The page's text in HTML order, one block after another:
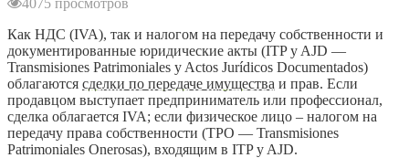
Как НДС (IVA), так и налогом на передачу собственности и
документированные юридические акты (ITP y AJD —
Transmisiones Patrimoniales y Actos Jurídicos Documentados)
облагаются сделки по передаче имущества и прав. Если
продавцом выступает предприниматель или профессионал,
сделка облагается IVA; если физическое лицо – налогом на
передачу права собственности (TPO — Transmisiones
Patrimoniales Onerosas), входящим в ITP y AJD.